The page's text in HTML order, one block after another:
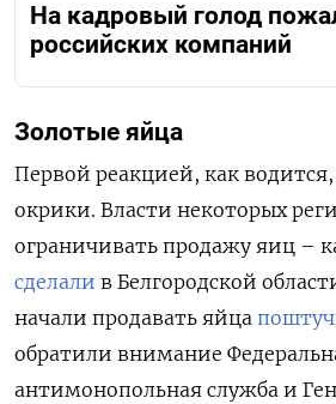
На кадровый голод
российских компаний
Золотые яйца
Первой реакцией, как
окрики. Власти некоторых
ограничивать продажу яиц –
сделали в Белгородской
начали продавать яйца
обратили внимание
антимонопольная служба и